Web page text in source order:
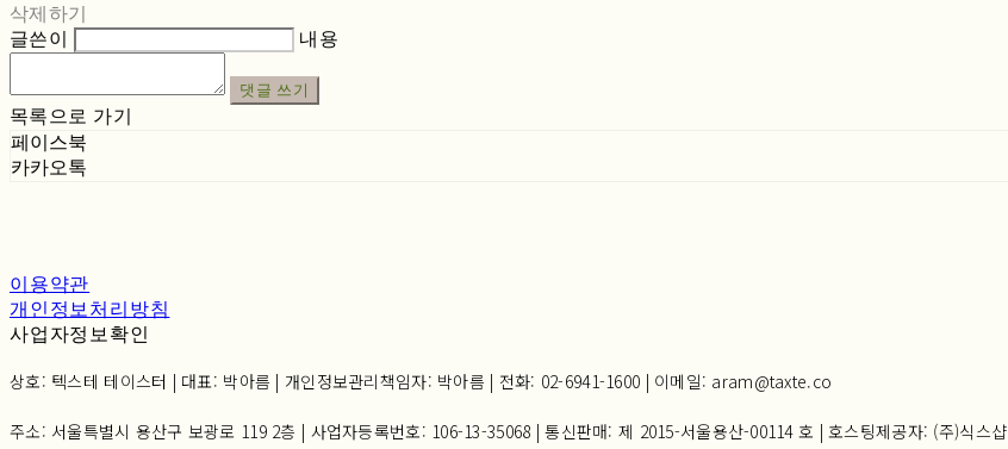
삭제하기
글쓴이
내용
댓글 쓰기
목록으로 가기
페이스북
카카오톡
이용약관
개인정보처리방침
사업자정보확인
상호: 텍스테 테이스터 | 대표: 박아름 | 개인정보관리책임자: 박아름 | 전화: 02-6941-1600 | 이메일: aram@taxte.co
주소: 서울특별시 용산구 보광로 119 2층 | 사업자등록번호: 106-13-35068 | 통신판매: 제 2015-서울용산-00114 호 | 호스팅제공자: (주)식스샵